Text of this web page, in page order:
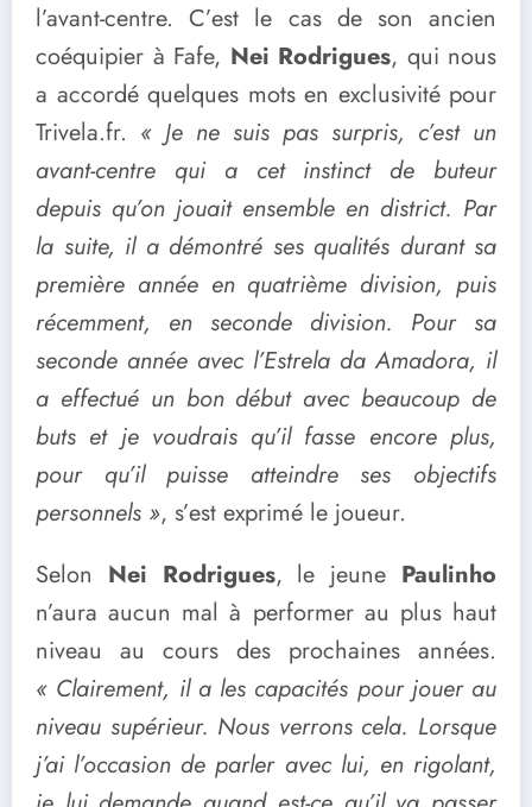
l’avant-centre. C’est le cas de son ancien
coéquipier à Fafe, Nei Rodrigues, qui nous
a accordé quelques mots en exclusivité pour
Trivela.fr. « Je ne suis pas surpris, c’est un
avant-centre qui a cet instinct de buteur
depuis qu’on jouait ensemble en district. Par
la suite, il a démontré ses qualités durant sa
première année en quatrième division, puis
récemment, en seconde division. Pour sa
seconde année avec l’Estrela da Amadora, il
a effectué un bon début avec beaucoup de
buts et je voudrais qu’il fasse encore plus,
pour qu’il puisse atteindre ses objectifs
personnels », s’est exprimé le joueur.
Selon Nei Rodrigues, le jeune Paulinho
n’aura aucun mal à performer au plus haut
niveau au cours des prochaines années.
« Clairement, il a les capacités pour jouer au
niveau supérieur. Nous verrons cela. Lorsque
j’ai l’occasion de parler avec lui, en rigolant,